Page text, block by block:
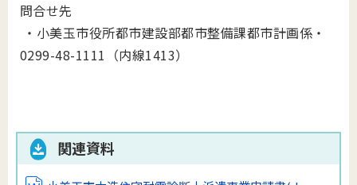
問合せ先
・小美玉市役所都市建設部都市整備課都市計画係・
0299-48-1111（内線1413）
関連資料